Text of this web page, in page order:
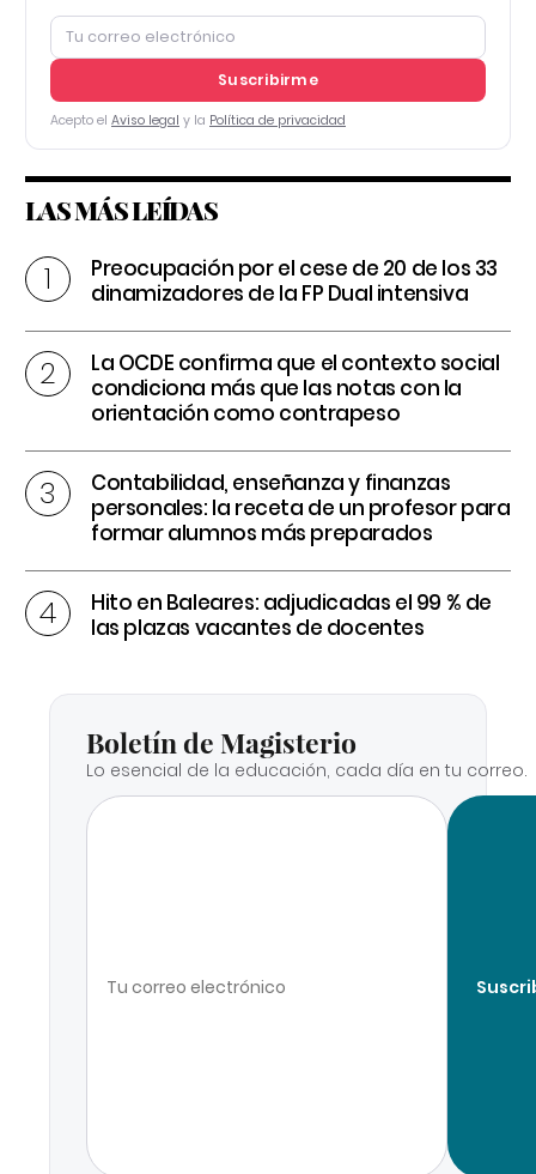
Suscribirme
Acepto el Aviso legal y la Política de privacidad
LAS MÁS LEÍDAS
Preocupación por el cese de 20 de los 33
dinamizadores de la FP Dual intensiva
La OCDE confirma que el contexto social
condiciona más que las notas con la
orientación como contrapeso
Contabilidad, enseñanza y finanzas
personales: la receta de un profesor para
formar alumnos más preparados
Hito en Baleares: adjudicadas el 99 % de
las plazas vacantes de docentes
Boletín de Magisterio
Lo esencial de la educación, cada día en tu correo.